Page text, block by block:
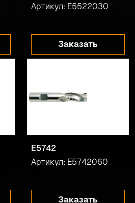
Артикул: E5522030
Заказать
E5742
Артикул: E5742060
Заказать